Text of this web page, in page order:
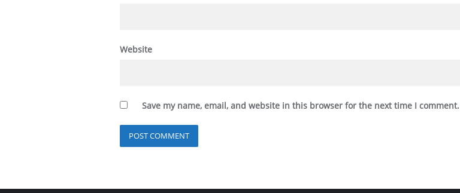
Website
Save my name, email, and website in this browser for the next time I comment.